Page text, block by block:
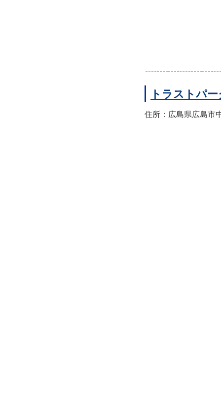
トラストパ
住所：広島県広島市